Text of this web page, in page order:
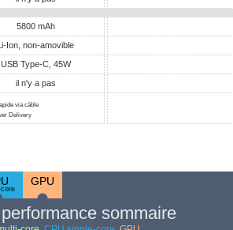
5800 mAh
Ion, non-amovible
USB Type-C, 45W
il n'y a pas
via câble
Delivery
GPU
sommaire